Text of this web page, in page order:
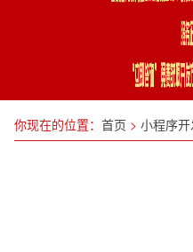
你现在的位置： 首页 > 小程序开